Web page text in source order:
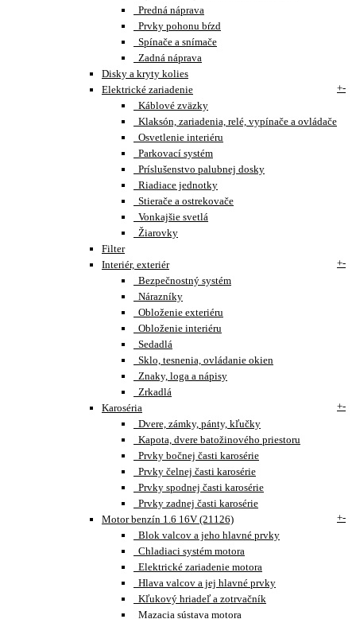
Predná náprava
Prvky pohonu bŕzd
Spínače a snímače
Zadná náprava
Disky a kryty kolies
Elektrické zariadenie
+-
Káblové zväzky
Klaksón, zariadenia, relé, vypínače a ovládače
Osvetlenie interiéru
Parkovací systém
Príslušenstvo palubnej dosky
Riadiace jednotky
Stierače a ostrekovače
Vonkajšie svetlá
Žiarovky
Filter
Interiér, exteriér
+-
Bezpečnostný systém
Nárazníky
Obloženie exteriéru
Obloženie interiéru
Sedadlá
Sklo, tesnenia, ovládanie okien
Znaky, loga a nápisy
Zrkadlá
Karoséria
+-
Dvere, zámky, pánty, kľučky
Kapota, dvere batožinového priestoru
Prvky bočnej časti karosérie
Prvky čelnej časti karosérie
Prvky spodnej časti karosérie
Prvky zadnej časti karosérie
Motor benzín 1.6 16V (21126)
+-
Blok valcov a jeho hlavné prvky
Chladiaci systém motora
Elektrické zariadenie motora
Hlava valcov a jej hlavné prvky
Kľukový hriadeľ a zotrvačník
Mazacia sústava motora